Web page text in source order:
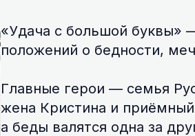
«Удача с большой буквы»
положений о бедности,
Главные герои — семья
жена Кристина и
а беды валятся одна за